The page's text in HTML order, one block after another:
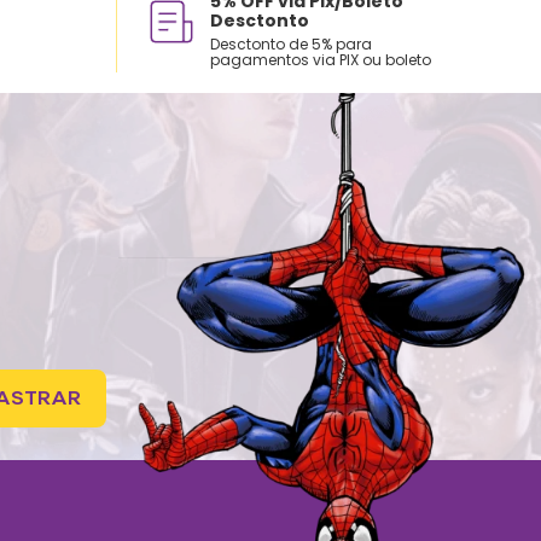
Desctonto
Desctonto de 5% para
pagamentos via PIX ou boleto